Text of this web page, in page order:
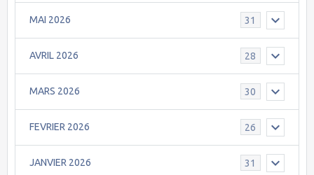
MAI 2026 31
AVRIL 2026 28
MARS 2026 30
FEVRIER 2026 26
JANVIER 2026 31